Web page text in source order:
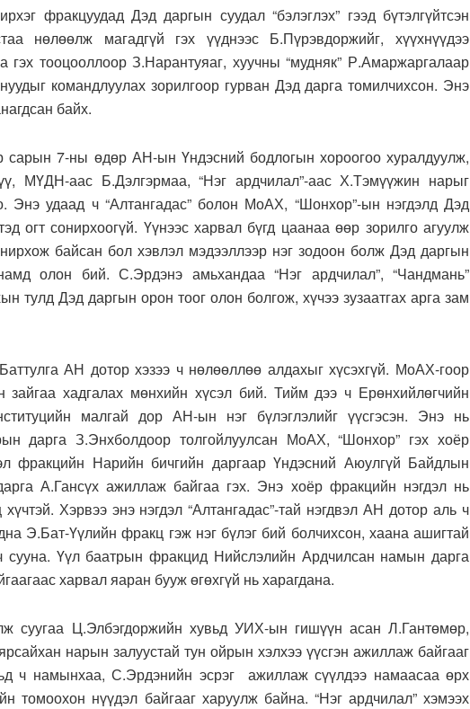
фракцуудад Дэд даргын суудал “бэлэглэх” гээд бүтэлгүйтсэн
нөлөөлж магадгүй гэх үүднээс Б.Пүрэвдоржийг, хүүхнүүдээ
гэх тооцооллоор З.Нарантуяаг, хуучны “мудняк” Р.Амар­жаргалаар
командлуулах зорилгоор гурван Дэд дарга томилчихсон. Энэ
байх.
сарын 7-ны өдөр АН-ын Үндэсний бодлогын хороогоо хуралдуулж,
МҮДН-аас Б.Дэлгэрмаа, “Нэг ардчилал”-аас Х.Тэмүүжин нарыг
Энэ удаад ч “Алтангадас” болон МоАХ, “Шонхор”-ын нэгдэлд Дэд
огт сонирхоогүй. Үүнээс харвал бүгд цаанаа өөр зорилго агуулж
байсан бол хэвлэл мэдээллээр нэг зодоон болж Дэд даргын
олон бий. С.Эрдэнэ амьхандаа “Нэг ардчилал”, “Чандмань”
тулд Дэд даргын орон тоог олон болгож, хүчээ зузаатгах арга зам
АН дотор хэзээ ч нөлөөллөө алдахыг хүсэхгүй. МоАХ-гоор
хадгалах мөнхийн хүсэл бий. Тийм дээ ч Ерөнхийлөгчийн
малгай дор АН-ын нэг бүлэглэлийг үүсгэсэн. Энэ нь
дарга З.Энхболдоор толгойлуулсан МоАХ, “Шонхор” гэх хоёр
фракцийн Нарийн бичгийн даргаар Үндэсний Аюулгүй Байдлын
А.Гансүх ажиллаж байгаа гэх. Энэ хоёр фракцийн нэгдэл нь
хүчтэй. Хэрвээ энэ нэгдэл “Алтангадас”-тай нэгдвэл АН дотор аль ч
Э.Бат-Үүлийн фракц гэж нэг бүлэг бий болчихсон, хаана ашигтай
сууна. Үүл баатрын фракцид Нийслэлийн Ардчилсан намын дарга
харвал яаран бууж өгөхгүй нь харагдана.
суугаа Ц.Элбэгдоржийн хувьд УИХ-ын гишүүн асан Л.Гантөмөр,
нарын залуустай тун ойрын хэлхээ үүсгэн ажиллаж байгааг
ч намынхаа, С.Эрдэнийн эсрэг ажиллаж сүүлдээ намаасаа өрх
томоохон нүүдэл байгааг харуулж байна. “Нэг ардчилал” хэмээх